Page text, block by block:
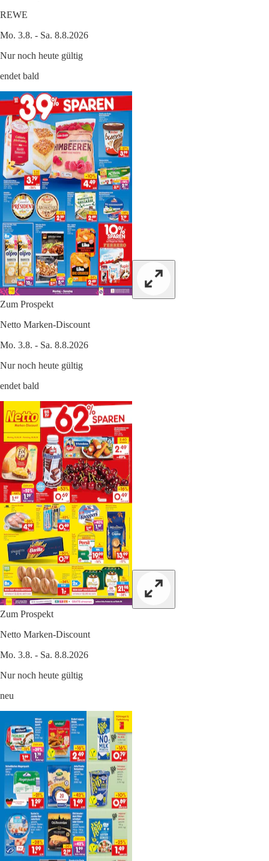
REWE
Mo. 3.8. - Sa. 8.8.2026
Nur noch heute gültig
endet bald
Zum Prospekt
Netto Marken-Discount
Mo. 3.8. - Sa. 8.8.2026
Nur noch heute gültig
endet bald
Zum Prospekt
Netto Marken-Discount
Mo. 3.8. - Sa. 8.8.2026
Nur noch heute gültig
neu